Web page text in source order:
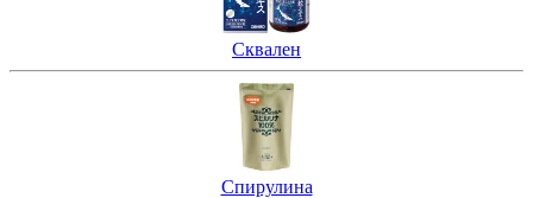
Сквален
Спирулина